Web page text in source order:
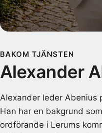
BAKOM TJÄNSTEN
Alexander
Alexander leder Abenius
Han har en bakgrund
ordförande i Lerums